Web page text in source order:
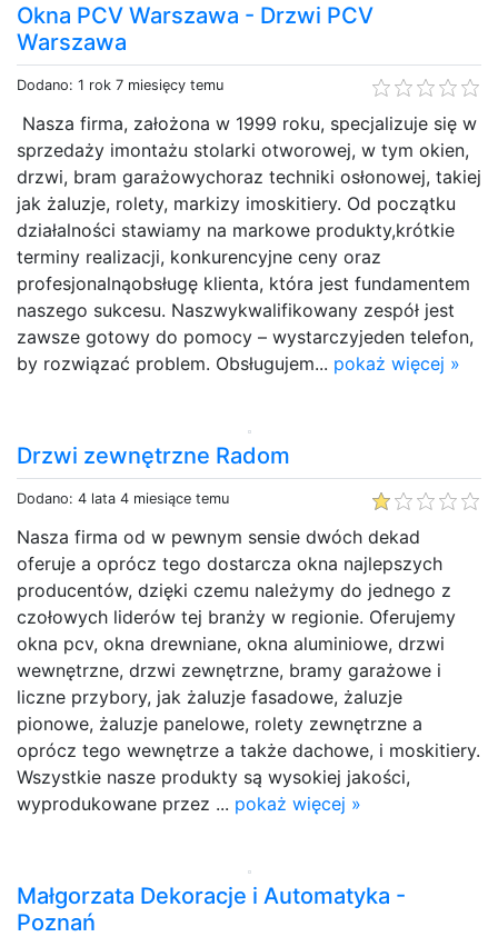
Okna PCV Warszawa - Drzwi PCV
Warszawa
Dodano: 1 rok 7 miesięcy temu
Nasza firma, założona w 1999 roku, specjalizuje się w
sprzedaży imontażu stolarki otworowej, w tym okien,
drzwi, bram garażowychoraz techniki osłonowej, takiej
jak żaluzje, rolety, markizy imoskitiery. Od początku
działalności stawiamy na markowe produkty,krótkie
terminy realizacji, konkurencyjne ceny oraz
profesjonalnąobsługę klienta, która jest fundamentem
naszego sukcesu. Naszwykwalifikowany zespół jest
zawsze gotowy do pomocy – wystarczyjeden telefon,
by rozwiązać problem. Obsługujem... pokaż więcej »
Drzwi zewnętrzne Radom
Dodano: 4 lata 4 miesiące temu
Nasza firma od w pewnym sensie dwóch dekad
oferuje a oprócz tego dostarcza okna najlepszych
producentów, dzięki czemu należymy do jednego z
czołowych liderów tej branży w regionie. Oferujemy
okna pcv, okna drewniane, okna aluminiowe, drzwi
wewnętrzne, drzwi zewnętrzne, bramy garażowe i
liczne przybory, jak żaluzje fasadowe, żaluzje
pionowe, żaluzje panelowe, rolety zewnętrzne a
oprócz tego wewnętrze a także dachowe, i moskitiery.
Wszystkie nasze produkty są wysokiej jakości,
wyprodukowane przez ... pokaż więcej »
Małgorzata Dekoracje i Automatyka -
Poznań